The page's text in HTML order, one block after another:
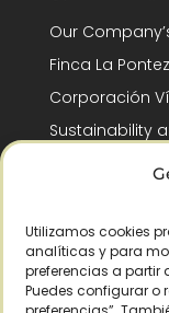
Utilizamos cookies
analíticas y para
preferencias a partir
Puedes configurar o
Our
Finca La
Corporación
Sustainability
CSR and
Recognitions